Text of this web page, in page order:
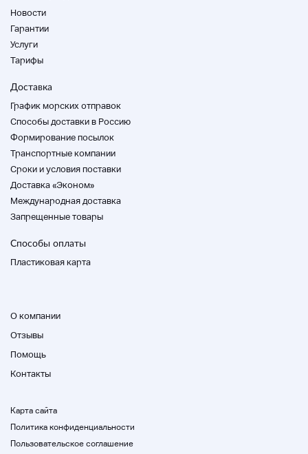
Новости
Гарантии
Услуги
Тарифы
Доставка
График морских отправок
Способы доставки в Россию
Формирование посылок
Транспортные компании
Cроки и условия поставки
Доставка «Эконом»
Международная доставка
Запрещенные товары
Способы оплаты
Пластиковая карта
О компании
Отзывы
Помощь
Контакты
Карта сайта
Политика конфиденциальности
Пользовательское соглашение